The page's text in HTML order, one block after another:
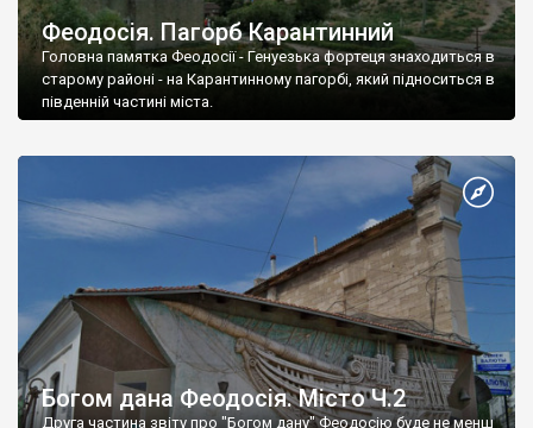
Феодосія. Пагорб Карантинний
Головна памятка Феодосії - Генуезька фортеця знаходиться в
старому районі - на Карантинному пагорбі, який підноситься в
південній частині міста.
Богом дана Феодосія. Місто Ч.2
Друга частина звіту про "Богом дану" Феодосію буде не менш